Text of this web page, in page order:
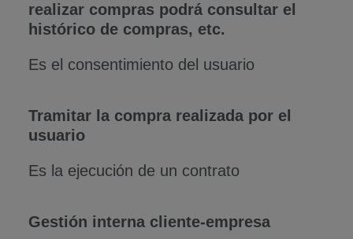
realizar compras podrá consultar el
histórico de compras, etc.
Es el consentimiento del usuario
Tramitar la compra realizada por el
usuario
Es la ejecución de un contrato
Gestión interna cliente-empresa